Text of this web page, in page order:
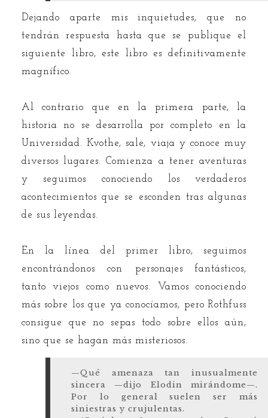
Dejando aparte mis inquietudes, que no
tendrán respuesta hasta que se publique el
siguiente libro, este libro es definitivamente
magnífico.
Al contrario que en la primera parte, la
historia no se desarrolla por completo en la
Universidad. Kvothe, sale, viaja y conoce muy
diversos lugares. Comienza a tener aventuras
y seguimos conociendo los verdaderos
acontecimientos que se esconden tras algunas
de sus leyendas.
En la línea del primer libro, seguimos
encontrándonos con personajes fantásticos,
tanto viejos como nuevos. Vamos conociendo
más sobre los que ya conocíamos, pero Rothfuss
consigue que no sepas todo sobre ellos aún,
sino que se hagan más misteriosos.
—Qué amenaza tan inusualmente
sincera —dijo Elodin mirándome—.
Por lo general suelen ser más
siniestras y crujulentas.